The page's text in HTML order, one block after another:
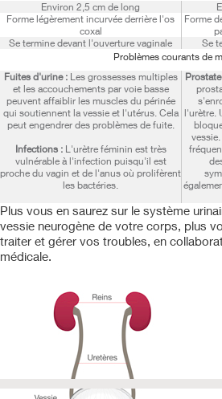
Environ 2,5 cm de long
Forme légèrement incurvée derrière l'os
coxal
Forme
Se termine devant l'ouverture vaginale
Se
Problèmes courants de
Fuites d'urine : Les grossesses multiples
et les accouchements par voie basse
peuvent affaiblir les muscles du périnée
qui soutiennent la vessie et l'utérus. Cela
peut engendrer des problèmes de fuite.
Infections : L'urètre féminin est très
vulnérable à l'infection puisqu'il est
proche du vagin et de l'anus où prolifèrent
les bactéries.
l'urètre.
Plus vous en saurez sur le système
vessie neurogène de votre corps, plus
traiter et gérer vos troubles, en
médicale.